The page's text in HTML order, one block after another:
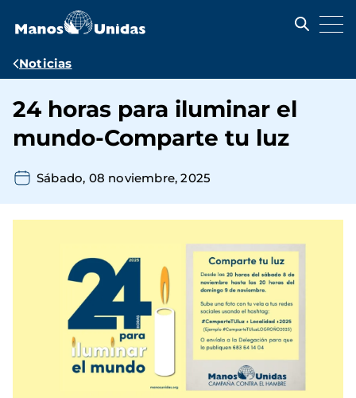
contenido
Ruta
navegación
Noticias
24 horas para iluminar el
mundo-Comparte tu luz
Sábado, 08 noviembre, 2025